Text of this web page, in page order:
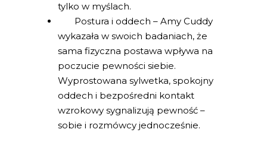
tylko w myślach.
Postura i oddech – Amy Cuddy
wykazała w swoich badaniach, że
sama fizyczna postawa wpływa na
poczucie pewności siebie.
Wyprostowana sylwetka, spokojny
oddech i bezpośredni kontakt
wzrokowy sygnalizują pewność –
sobie i rozmówcy jednocześnie.